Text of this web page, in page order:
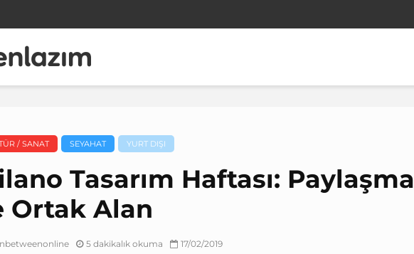
/ SANAT SEYAHAT YURT DIŞI
Tasarım Haftası: Paylaşma
Ortak Alan
5 dakikalık okuma 17/02/2019